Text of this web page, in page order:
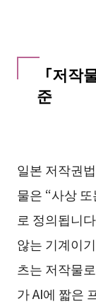
「저작
준
일본 저작권
물은 “사상
로 정의됩니
않는 기계이
츠는 저작물
가 AI에 짧은